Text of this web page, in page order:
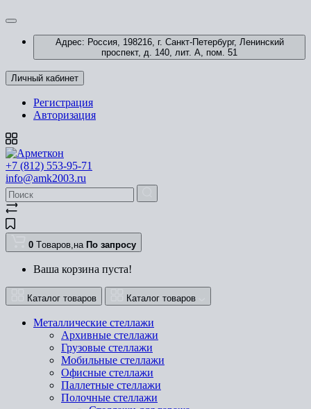
Адрес: Россия, 198216, г. Санкт-Петербург, Ленинский
проспект, д. 140, лит. А, пом. 51
Личный кабинет
Регистрация
Авторизация
+7 (812) 553-95-71
info@amk2003.ru
0 Tоваров,на По запросу
Ваша корзина пуста!
Каталог товаров Каталог товаров
Металлические стеллажи
Архивные стеллажи
Грузовые стеллажи
Мобильные стеллажи
Офисные стеллажи
Паллетные стеллажи
Полочные стеллажи